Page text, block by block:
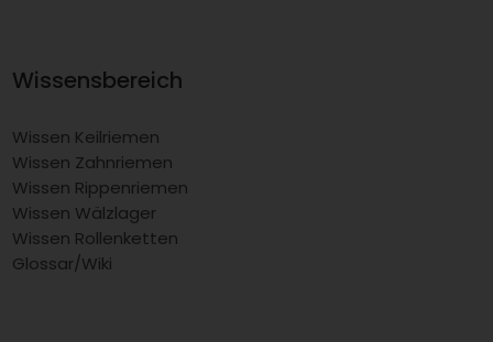
Wissensbereich
Wissen Keilriemen
Wissen Zahnriemen
Wissen Rippenriemen
Wissen Wälzlager
Wissen Rollenketten
Glossar/Wiki